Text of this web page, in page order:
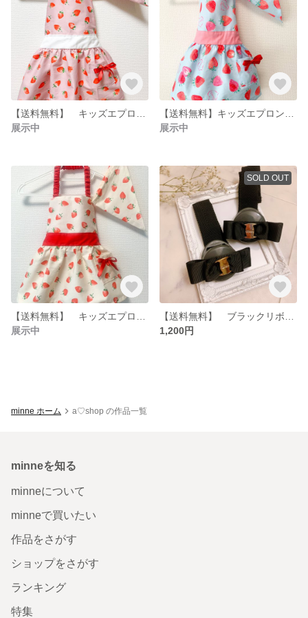
展示中
展示中
展示中
SOLD OUT
1,200円
minne ホーム a♡shop の作品一覧
minneを知る
minneについて
minneで買いたい
作品をさがす
ショップをさがす
ランキング
特集